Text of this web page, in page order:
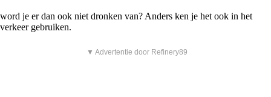
word je er dan ook niet dronken van? Anders ken je het ook in het
verkeer gebruiken.
▼ Advertentie door Refinery89